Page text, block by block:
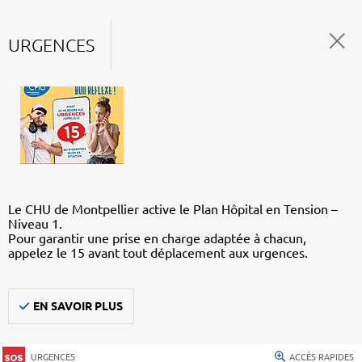
URGENCES
Le CHU de Montpellier active le Plan Hôpital en Tension –
Niveau 1.
Pour garantir une prise en charge adaptée à chacun,
appelez le 15 avant tout déplacement aux urgences.
EN SAVOIR PLUS
URGENCES ACCÈS RAPIDES